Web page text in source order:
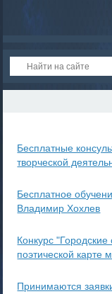
Бесплатные
творческой
Бесплатное
Владимир Хохлев
Конкурс
поэтической карте
Принимаются